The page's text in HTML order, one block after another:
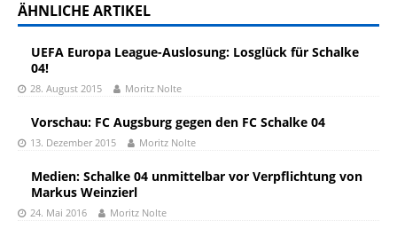
ÄHNLICHE ARTIKEL
UEFA Europa League-Auslosung: Losglück für Schalke
04!
28. August 2015 Moritz Nolte
Vorschau: FC Augsburg gegen den FC Schalke 04
13. Dezember 2015 Moritz Nolte
Medien: Schalke 04 unmittelbar vor Verpflichtung von
Markus Weinzierl
24. Mai 2016 Moritz Nolte